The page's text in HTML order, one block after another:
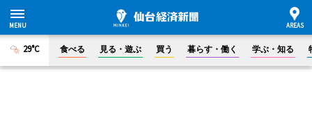
29°C 食べる 見る・遊ぶ 買う 暮らす・働く 学ぶ・知る